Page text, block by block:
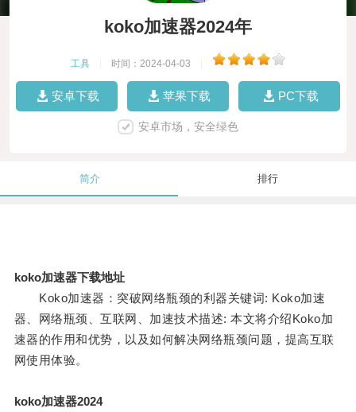
koko加速器2024年
工具 时间：2024-04-03
安卓下载 苹果下载 PC下载
安卓市场，安全绿色
简介 排行
koko加速器下载地址
Koko加速器：突破网络瓶颈的利器关键词: Koko加速
器、网络瓶颈、互联网、加速技术描述: 本文将介绍Koko加
速器的作用和优势，以及如何解决网络瓶颈问题，提高互联
网使用体验。
koko加速器2024